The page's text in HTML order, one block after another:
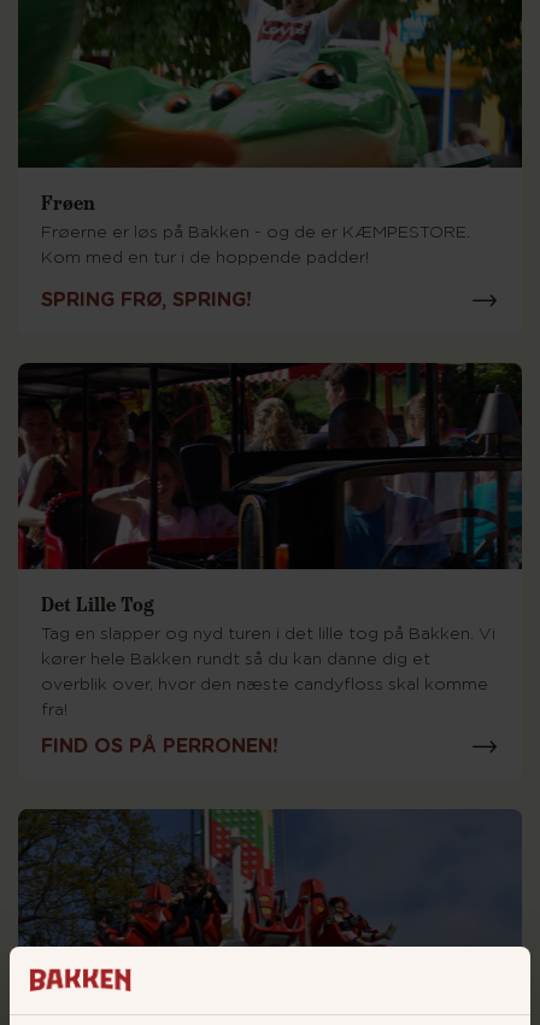
Frøen
Frøerne er løs på Bakken - og de er KÆMPESTORE.
Kom med en tur i de hoppende padder!
SPRING FRØ, SPRING!
Det Lille Tog
Tag en slapper og nyd turen i det lille tog på Bakken. Vi
kører hele Bakken rundt så du kan danne dig et
overblik over, hvor den næste candyfloss skal komme
fra!
FIND OS PÅ PERRONEN!